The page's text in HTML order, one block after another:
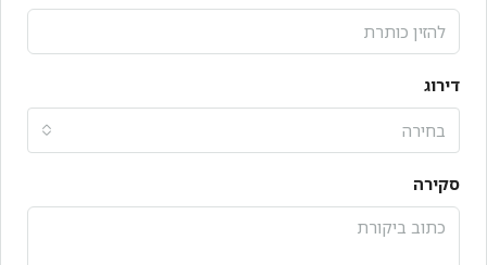
דירוג
בחירה
סקירה